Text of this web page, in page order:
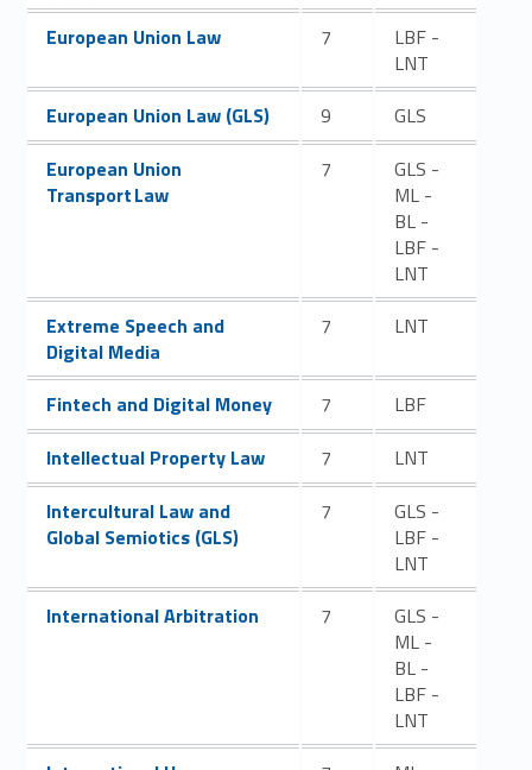
Link identifier #identifier__35291-31
European Union Law 7
LBF -
LNT
Link identifier #identifier__132099-32
European Union Law (GLS) 9
GLS
Link identifier #identifier__35836-33
European Union
Transport Law
7
GLS -
ML -
BL -
LBF -
LNT
Link identifier #identifier__83744-34
Extreme Speech and
Digital Media
7 LNT
Link identifier #identifier__122761-35
Fintech and Digital Money 7
LBF
Link identifier #identifier__44120-36
Intellectual Property Law 7
LNT
Link identifier #identifier__566-37
Intercultural Law and
Global Semiotics (GLS)
7
GLS -
LBF -
LNT
Link identifier #identifier__49885-38
International Arbitration 7
GLS -
ML -
BL -
LBF -
LNT
Link identifier #identifier__95057-39